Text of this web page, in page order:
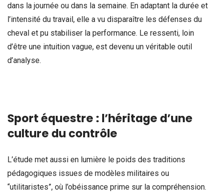
dans la journée ou dans la semaine. En adaptant la durée et
l’intensité du travail, elle a vu disparaître les défenses du
cheval et pu stabiliser la performance. Le ressenti, loin
d’être une intuition vague, est devenu un véritable outil
d’analyse.
Sport équestre : l’héritage d’une
culture du contrôle
L’étude met aussi en lumière le poids des traditions
pédagogiques issues de modèles militaires ou
“utilitaristes”, où l’obéissance prime sur la compréhension.